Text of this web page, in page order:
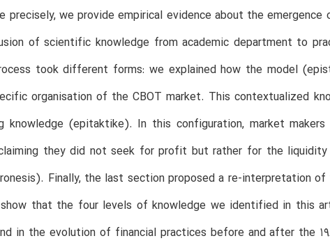
precisely, we provide empirical evidence about the
of scientific knowledge from academic department to
took different forms: we explained how the model
organisation of the CBOT market. This contextualized
knowledge (epitaktike). In this configuration, market
they did not seek for profit but rather for the
Finally, the last section proposed a re-interpretation
that the four levels of knowledge we identified in this
in the evolution of financial practices before and after the